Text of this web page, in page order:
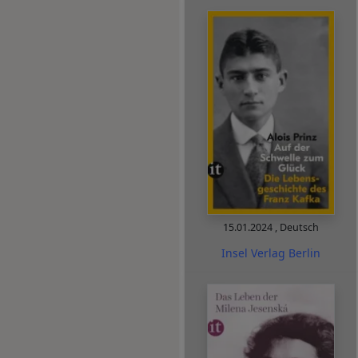
15.01.2024 , Deutsch
Insel Verlag Berlin